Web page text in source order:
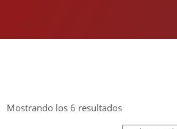
Mostrando los 6 resultados